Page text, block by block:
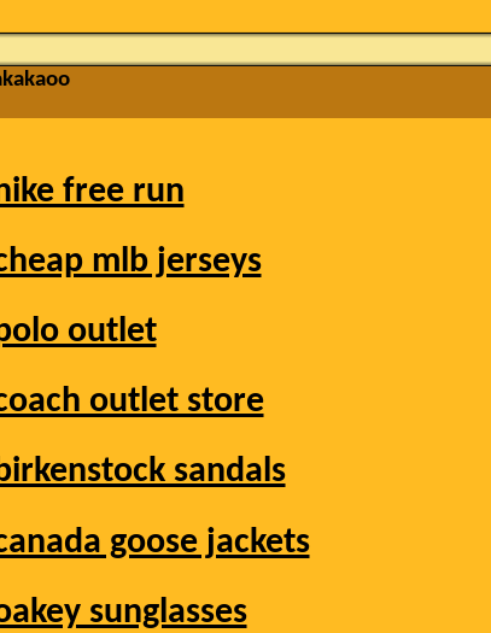
free run
mlb jerseys
outlet
outlet store
sandals
goose jackets
sunglasses